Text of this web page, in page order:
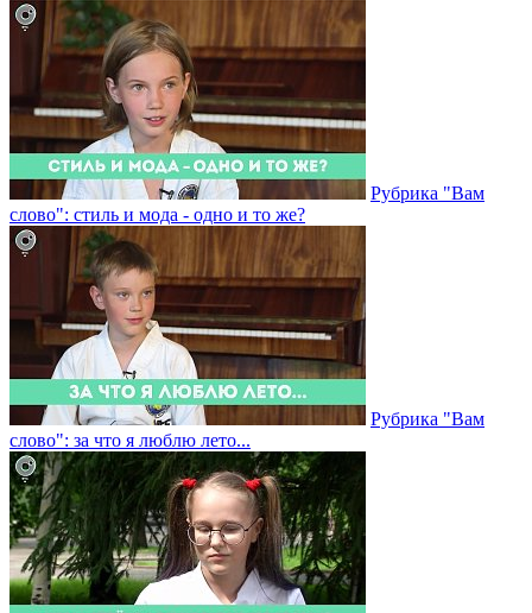
Рубрика "Вам
слово": стиль и мода - одно и то же?
Рубрика "Вам
слово": за что я люблю лето...